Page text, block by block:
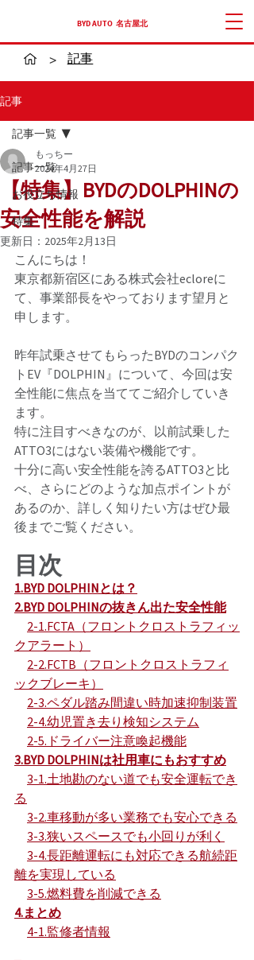
​BYD AUTO 名古屋北
> 記事
記事
記事一覧
お役立ち情報
特集
記事一覧
【特集】BYDのDOLPHINの
安全性能を解説
もっちー
2024年4月27日
更新日： 2025年2月13日
こんにちは！
東京都新宿区にある株式会社ecloreに
て、事業部長をやっております望月と
申します。
昨年試乗させてもらったBYDのコンパク
トEV『DOLPHIN』について、今回は安
全性能に焦点を当ててご紹介していき
ます。
特に注目すべきなのが、以前試乗した
ATTO3にはない装備や機能です。
十分に高い安全性能を誇るATTO3と比
べ、さらにどのような加点ポイントが
あるのか、詳しく知りたい方はぜひ最
後までご覧ください。
目次
1.BYD DOLPHINとは？
2.BYD DOLPHINの抜きん出た安全性能
2-1.FCTA（フロントクロストラフィッ
クアラート）
2-2.FCTB（フロントクロストラフィ
ックブレーキ）
2-3.ペダル踏み間違い時加速抑制装置
2-4.幼児置き去り検知システム
2-5.ドライバー注意喚起機能
3.BYD DOLPHINは社用車にもおすすめ
3-1.土地勘のない道でも安全運転でき
る
3-2.車移動が多い業務でも安心できる
3-3.狭いスペースでも小回りが利く
3-4.長距離運転にも対応できる航続距
離を実現している
3-5.燃料費を削減できる
4.まとめ
4-1.監修者情報